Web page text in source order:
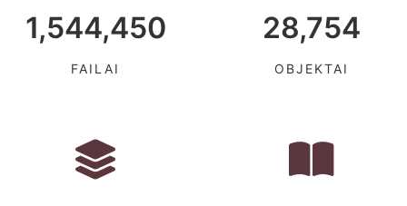
1,544,450
FAILAI
28,754
OBJEKTAI